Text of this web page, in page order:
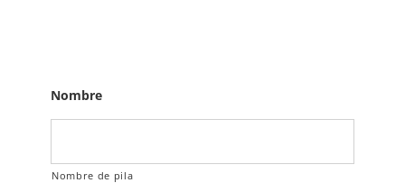
Nombre
Nombre de pila